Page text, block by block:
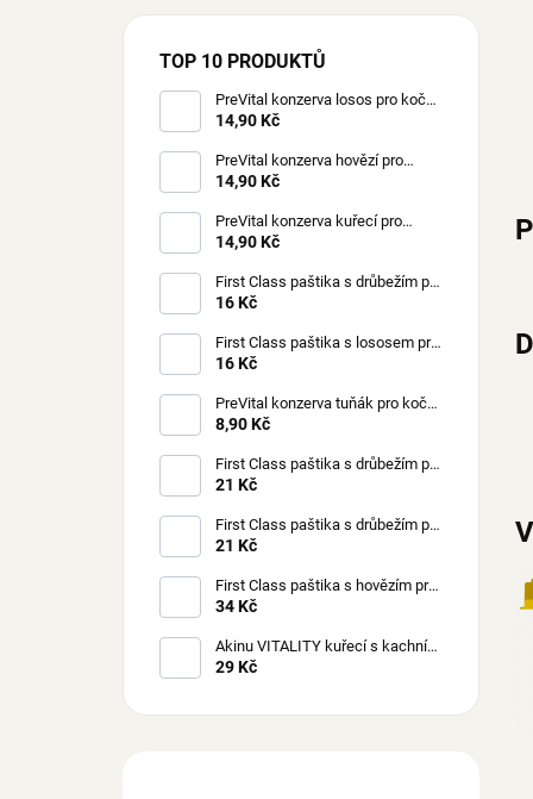
TOP 10 PRODUKTŮ
PreVital konzerva losos pro kočky
85 g
14,90 Kč
PreVital konzerva hovězí pro
kočky 85 g
14,90 Kč
PreVital konzerva kuřecí pro
kočky 85 g
14,90 Kč
First Class paštika s drůbežím pro
kočky 100 g
16 Kč
First Class paštika s lososem pro
kočky 100 g
16 Kč
PreVital konzerva tuňák pro kočky
85 g
8,90 Kč
First Class paštika s drůbežím pro
štěňata 150 g
21 Kč
First Class paštika s drůbežím pro
psy 150 g
21 Kč
First Class paštika s hovězím pro
psy 300 g
34 Kč
Akinu VITALITY kuřecí s kachním
masem pro kočky 70 g
29 Kč